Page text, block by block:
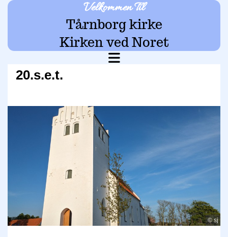
Velkommen Til
Tårnborg kirke
Kirken ved Noret
20.s.e.t.
© sj